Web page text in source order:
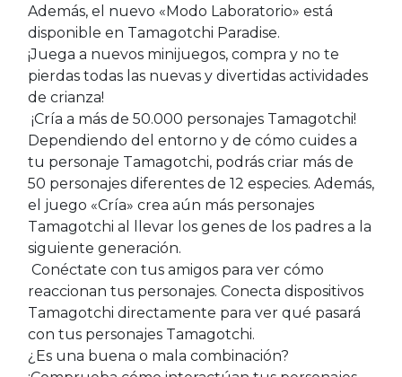
Además, el nuevo «Modo Laboratorio» está
disponible en Tamagotchi Paradise.
¡Juega a nuevos minijuegos, compra y no te
pierdas todas las nuevas y divertidas actividades
de crianza!
¡Cría a más de 50.000 personajes Tamagotchi!
Dependiendo del entorno y de cómo cuides a
tu personaje Tamagotchi, podrás criar más de
50 personajes diferentes de 12 especies. Además,
el juego «Cría» crea aún más personajes
Tamagotchi al llevar los genes de los padres a la
siguiente generación.
Conéctate con tus amigos para ver cómo
reaccionan tus personajes. Conecta dispositivos
Tamagotchi directamente para ver qué pasará
con tus personajes Tamagotchi.
¿Es una buena o mala combinación?